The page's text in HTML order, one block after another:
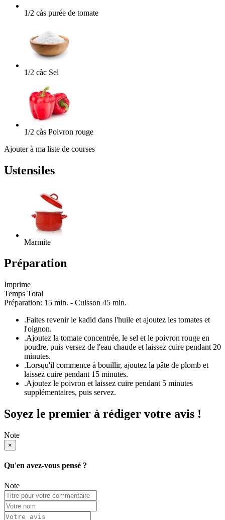
1/2 càs purée de tomate
1/2 càc Sel
1/2 càs Poivron rouge
Ajouter à ma liste de courses
Ustensiles
Marmite
Préparation
Imprime
Temps Total
Préparation: 15 min. - Cuisson 45 min.
.Faites revenir le kadid dans l'huile et ajoutez les tomates et
l'oignon.
.Ajoutez la tomate concentrée, le sel et le poivron rouge en
poudre, puis versez de l'eau chaude et laissez cuire pendant 20
minutes.
.Lorsqu'il commence à bouillir, ajoutez la pâte de plomb et
laissez cuire pendant 15 minutes.
.Ajoutez le poivron et laissez cuire pendant 5 minutes
supplémentaires, puis servez.
Soyez le premier à rédiger votre avis !
Note
×
Qu'en avez-vous pensé ?
Note